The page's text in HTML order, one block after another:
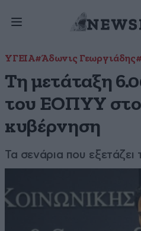
ΥΓΕΙΑ#Άδωνις Γεωργιάδης
Τη μετάταξη
του ΕΟΠΥΥ στο
κυβέρνηση
Τα σενάρια που εξετάζει